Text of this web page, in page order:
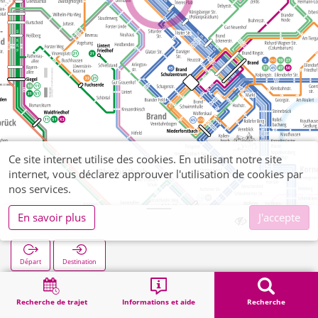
Recherche de trajet Informations et aide Recherche
Schönforst
Départ Destination
Démarrage Recherche
Ce site internet utilise des cookies. En utilisant notre site
internet, vous déclarez approuver l'utilisation de cookies par
nos services.
En savoir plus
J'accepte